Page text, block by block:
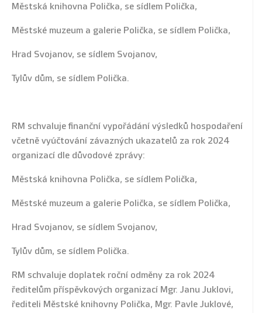
Městská knihovna Polička, se sídlem Polička,
Městské muzeum a galerie Polička, se sídlem Polička,
Hrad Svojanov, se sídlem Svojanov,
Tylův dům, se sídlem Polička.
RM schvaluje finanční vypořádání výsledků hospodaření
včetně vyúčtování závazných ukazatelů za rok 2024
organizací dle důvodové zprávy:
Městská knihovna Polička, se sídlem Polička,
Městské muzeum a galerie Polička, se sídlem Polička,
Hrad Svojanov, se sídlem Svojanov,
Tylův dům, se sídlem Polička.
RM schvaluje doplatek roční odměny za rok 2024
ředitelům příspěvkových organizací Mgr. Janu Juklovi,
řediteli Městské knihovny Polička, Mgr. Pavle Juklové,